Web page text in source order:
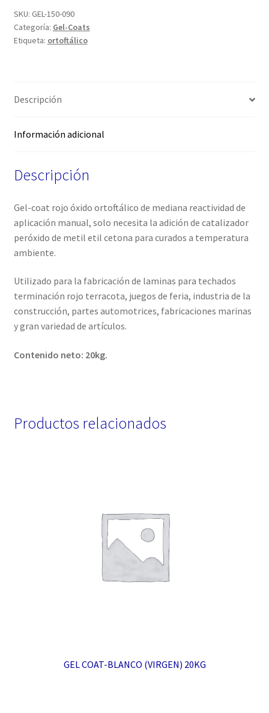
SKU: GEL-150-090
Categoría: Gel-Coats
Etiqueta: ortoftálico
Descripción
Información adicional
Descripción
Gel-coat rojo óxido ortoftálico de mediana reactividad de
aplicación manual, solo necesita la adición de catalizador
peróxido de metil etil cetona para curados a temperatura
ambiente.
Utilizado para la fabricación de laminas para techados
terminación rojo terracota, juegos de feria, industria de la
construcción, partes automotrices, fabricaciones marinas
y gran variedad de artículos.
Contenido neto: 20kg.
Productos relacionados
GEL COAT-BLANCO (VIRGEN) 20KG